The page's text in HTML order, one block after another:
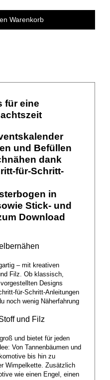
Warenkorb
für eine
und Befüllen
dank
für-Schritt-
in
Stick- und
Download
– mit kreativen
Filz. Ob klassisch,
Designs
für-Schritt-Anleitungen
noch wenig Näherfahrung
und Filz
und bietet für jeden
Von Tannenbäumen und
bis hin zu
Wimpelkette. Zusätzlich
wie einen Engel, einen